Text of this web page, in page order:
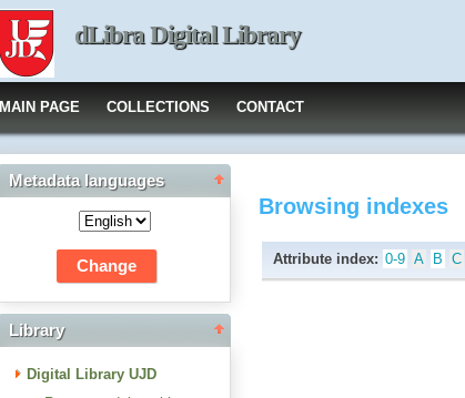
dLibra Digital Library
MAIN PAGE COLLECTIONS CONTACT
Metadata languages
Library
Digital Library UJD
Browsing indexes
Attribute index: 0-9 A B C